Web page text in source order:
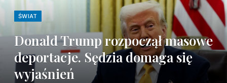
ŚWIAT
Donald Trump rozpoczął masowe
deportacje. Sędzia domaga się
wyjaśnień